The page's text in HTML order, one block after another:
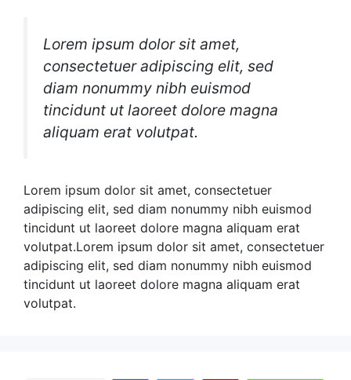
Lorem ipsum dolor sit amet,
consectetuer adipiscing elit, sed
diam nonummy nibh euismod
tincidunt ut laoreet dolore magna
aliquam erat volutpat.
Lorem ipsum dolor sit amet, consectetuer
adipiscing elit, sed diam nonummy nibh euismod
tincidunt ut laoreet dolore magna aliquam erat
volutpat.Lorem ipsum dolor sit amet, consectetuer
adipiscing elit, sed diam nonummy nibh euismod
tincidunt ut laoreet dolore magna aliquam erat
volutpat.